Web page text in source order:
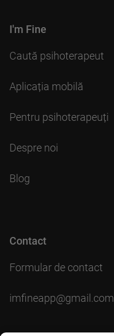
I'm Fine
Caută psihoterapeut
Aplicația mobilă
Pentru psihoterapeuți
Despre noi
Blog
Contact
Formular de contact
imfineapp@gmail.com